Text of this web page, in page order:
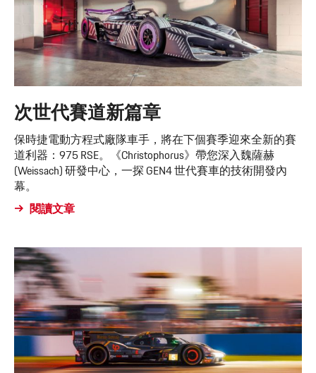
次世代賽道新篇章
保時捷電動方程式廠隊車手，將在下個賽季迎來全新的賽
道利器：975 RSE。《Christophorus》帶您深入魏薩赫
(Weissach) 研發中心，一探 GEN4 世代賽車的技術開發內
幕。
閱讀文章